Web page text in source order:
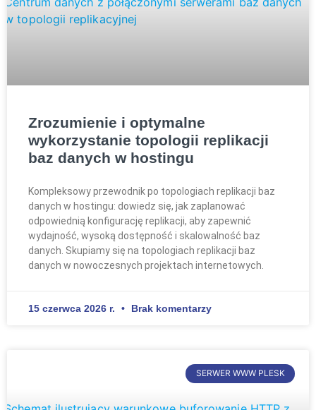
Zrozumienie i optymalne
wykorzystanie topologii replikacji
baz danych w hostingu
Kompleksowy przewodnik po topologiach replikacji baz
danych w hostingu: dowiedz się, jak zaplanować
odpowiednią konfigurację replikacji, aby zapewnić
wydajność, wysoką dostępność i skalowalność baz
danych. Skupiamy się na topologiach replikacji baz
danych w nowoczesnych projektach internetowych.
15 czerwca 2026 r. Brak komentarzy
SERWER WWW PLESK